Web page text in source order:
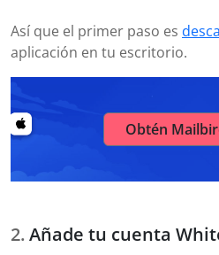
Así que el primer paso es
aplicación en tu escritorio.
Obtén
Añade tu cuenta